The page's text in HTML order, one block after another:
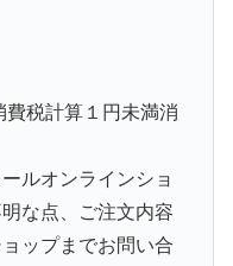
税計算１円未満消
ルオンラインショ
な点、ご注文内容
ップまでお問い合